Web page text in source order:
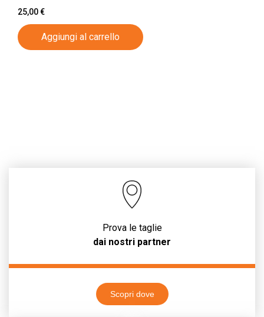
25,00€
Aggiungi al carrello
Prova le taglie
dai nostri partner
Scopri dove